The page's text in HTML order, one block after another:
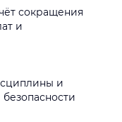
сокращения
и
и